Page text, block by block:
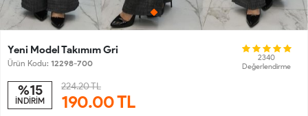
Yeni Model Takımım Gri
Ürün Kodu: 12298-700
2340
Değerlendirme
%15
İNDİRİM
224.20 TL
190.00TL